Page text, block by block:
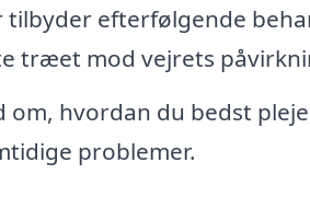
tilbyder efterfølgende
træet mod vejrets
om, hvordan du bedst
problemer.